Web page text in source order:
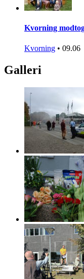
Kvorning
Kvorning • 09.06
Galleri